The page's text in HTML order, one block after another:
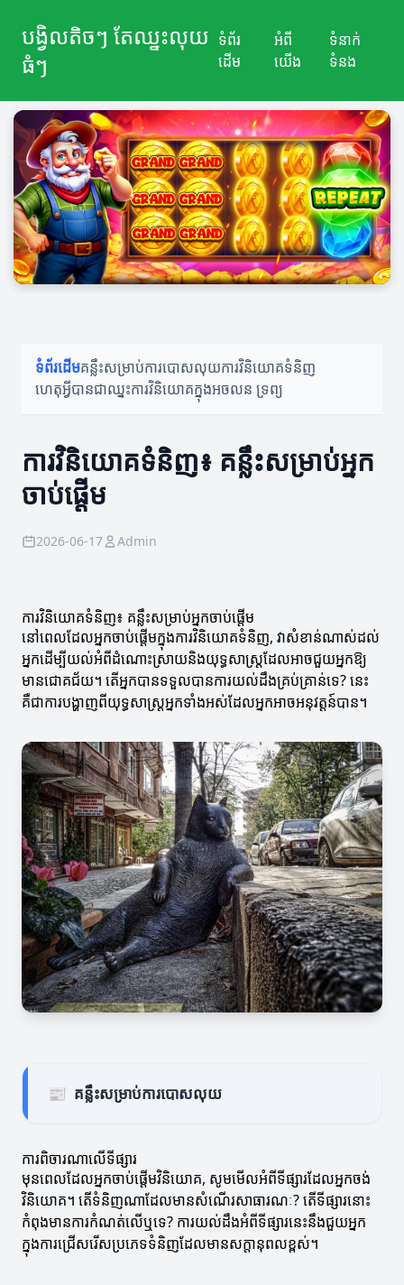
បង្វិលតិចៗ តែឈ្នះលុយ
ធំៗ
ទំព័រ
ដើម
អំពី
យើង
ទំនាក់
ទំនង
ទំព័រដើមគន្លឹះសម្រាប់ការបោសលុយការវិនិយោគទំនិញ
ហេតុអ្វីបានជាឈ្នះការវិនិយោគក្នុងអចលន ទ្រព្យ
ការវិនិយោគទំនិញ៖ គន្លឹះសម្រាប់អ្នក
ចាប់ផ្តើម
2026-06-17 Admin
ការវិនិយោគទំនិញ៖ គន្លឹះសម្រាប់អ្នកចាប់ផ្តើម
នៅពេលដែលអ្នកចាប់ផ្តើមក្នុងការវិនិយោគទំនិញ, វាសំខាន់ណាស់ដល់
អ្នកដើម្បីយល់អំពីដំណោះស្រាយនិងយុទ្ធសាស្ត្រដែលអាចជួយអ្នកឱ្យ
មានជោគជ័យ។ តើអ្នកបានទទួលបានការយល់ដឹងគ្រប់គ្រាន់ទេ? នេះ
គឺជាការបង្ហាញពីយុទ្ធសាស្ត្រអ្នកទាំងអស់ដែលអ្នកអាចអនុវត្តន៍បាន។
📰 គន្លឹះសម្រាប់ការបោសលុយ
ការពិចារណាលើទីផ្សារ
មុនពេលដែលអ្នកចាប់ផ្តើមវិនិយោគ, សូមមើលអំពីទីផ្សារដែលអ្នកចង់
វិនិយោគ។ តើទំនិញណាដែលមានសំណើរសាធារណៈ? តើទីផ្សារនោះ
កំពុងមានការកំណត់លើឬទេ? ការយល់ដឹងអំពីទីផ្សារនេះនឹងជួយអ្នក
ក្នុងការជ្រើសរើសប្រភេទទំនិញដែលមានសក្តានុពលខ្ពស់។